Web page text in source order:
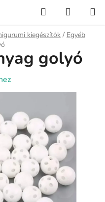
KeresésKOSÁR
kiegészítők / Egyéb
golyó